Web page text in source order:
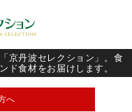
京丹波セレクション」。食
ド食材をお届けします。
へ